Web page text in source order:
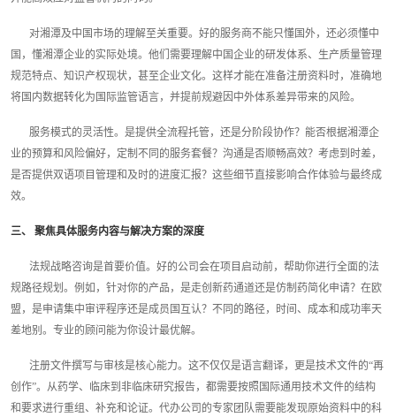
对湘潭及中国市场的理解至关重要。好的服务商不能只懂国外，还必须懂中
国，懂湘潭企业的实际处境。他们需要理解中国企业的研发体系、生产质量管理
规范特点、知识产权现状，甚至企业文化。这样才能在准备注册资料时，准确地
将国内数据转化为国际监管语言，并提前规避因中外体系差异带来的风险。
服务模式的灵活性。是提供全流程托管，还是分阶段协作？能否根据湘潭企
业的预算和风险偏好，定制不同的服务套餐？沟通是否顺畅高效？考虑到时差，
是否提供双语项目管理和及时的进度汇报？这些细节直接影响合作体验与最终成
效。
三、 聚焦具体服务内容与解决方案的深度
法规战略咨询是首要价值。好的公司会在项目启动前，帮助你进行全面的法
规路径规划。例如，针对你的产品，是走创新药通道还是仿制药简化申请？在欧
盟，是申请集中审评程序还是成员国互认？不同的路径，时间、成本和成功率天
差地别。专业的顾问能为你设计最优解。
注册文件撰写与审核是核心能力。这不仅仅是语言翻译，更是技术文件的“再
创作”。从药学、临床到非临床研究报告，都需要按照国际通用技术文件的结构
和要求进行重组、补充和论证。代办公司的专家团队需要能发现原始资料中的科